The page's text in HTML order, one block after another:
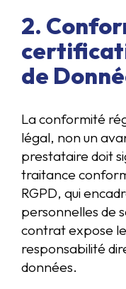
2.
de
La conformité
légal, non un
prestataire doit
traitance
RGPD, qui
personnelles de
contrat expose
responsabilité
données.